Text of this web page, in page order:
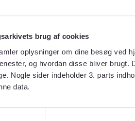
brug af cookies
oplysninger om dine besøg ved
og hvordan disse bliver
Nogle sider indeholder 3. parts
data.